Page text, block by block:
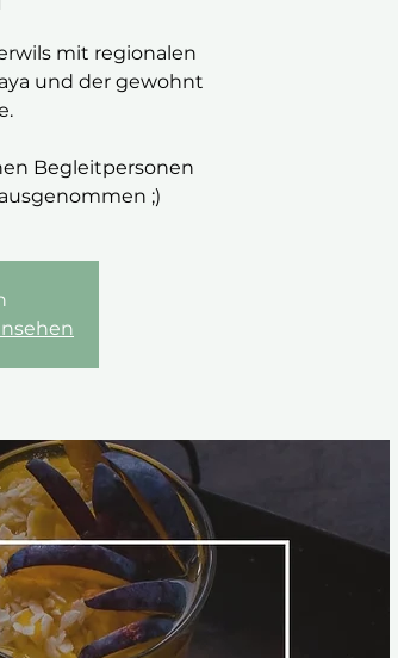
mit regionalen
und der gewohnt
Begleitpersonen
;)